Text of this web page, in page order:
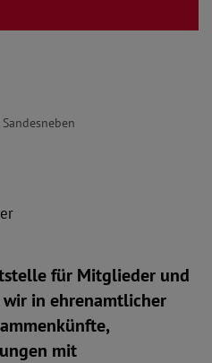
Sandesneben
für Mitglieder und
in ehrenamtlicher
mit